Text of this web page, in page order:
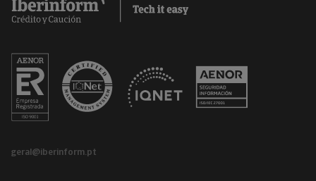
geral@iberinform.pt